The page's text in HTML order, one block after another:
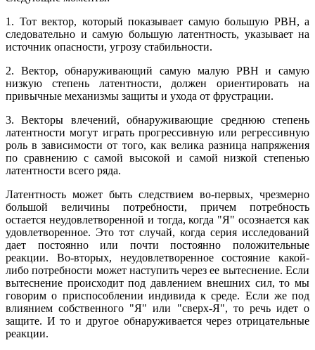
1. Тот вектор, который показывает самую большую РВН, а
следовательно и самую большую латентность, указывает на
источник опасности, угрозу стабильности.
2. Вектор, обнаруживающий самую малую РВН и самую
низкую степень латентности, должен ориентировать на
привычные механизмы защиты и ухода от фрустрации.
3. Векторы влечений, обнаруживающие среднюю степень
латентности могут играть прогрессивную или регрессивную
роль в зависимости от того, как велика разница напряжения
по сравнению с самой высокой и самой низкой степенью
латентности всего ряда.
Латентность может быть следствием во-первых, чрезмерно
большой величины потребности, причем потребность
остается неудовлетворенной и тогда, когда "Я" осознается как
удовлетворенное. Это тот случай, когда серия исследований
дает постоянно или почти постоянно положительные
реакции. Во-вторых, неудовлетворенное состояние какой-
либо потребности может наступить через ее вытеснение. Если
вытеснение происходит под давлением внешних сил, то мы
говорим о приспособлении индивида к среде. Если же под
влиянием собственного "Я" или "сверх-Я", то речь идет о
защите. И то и другое обнаруживается через отрицательные
реакции.